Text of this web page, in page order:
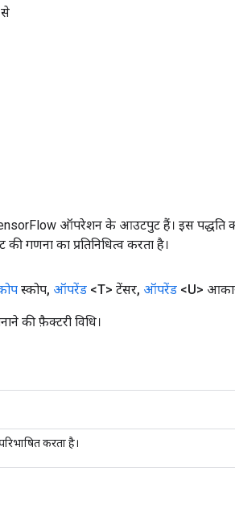
से
ऑपरेशन के आउटपुट हैं। इस पद्धति
गणना का प्रतिनिधित्व करता है।
स्कोप, ऑपरेंड <T> टेंसर, ऑपरेंड <U>
की फ़ैक्टरी विधि।
करता है।